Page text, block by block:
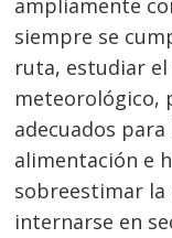
ampliamente
siempre se
ruta, estudiar
meteorológico,
adecuados
alimentación e
sobreestimar la
internarse en
Navegación
de
entradas